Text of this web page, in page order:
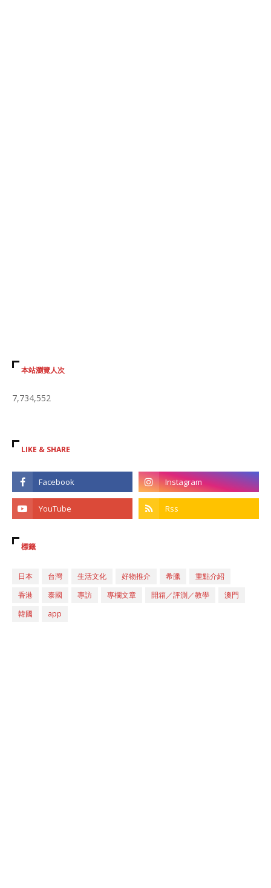
本站瀏覽人次
7,734,552
LIKE & SHARE
標籤
日本 台灣 生活文化 好物推介 希臘
重點介紹
香港
泰國 專訪 專欄文章 開箱／評測／教學
澳門
韓國
app